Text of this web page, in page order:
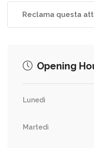
Reclama questa
Opening
Lunedì
Martedì